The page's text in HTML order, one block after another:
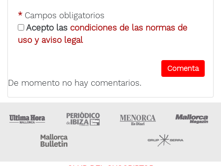
* Campos obligatorios
Acepto las condiciones de las normas de
uso y aviso legal
De momento no hay comentarios.
Ultima Hora Ultima hora Ibiza Menorca • Es Diari